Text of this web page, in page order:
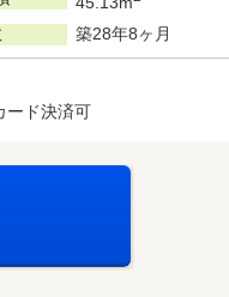
築28年8ヶ月
ード決済可